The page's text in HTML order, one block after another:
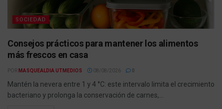
SOCIEDAD
Consejos prácticos para mantener los alimentos
más frescos en casa
POR MASQUEALDIA UTMEDIOS 08/08/2026
Mantén la nevera entre 1 y 4 °C: este intervalo limita el crecimiento
bacteriano y prolonga la conservación de carnes,...